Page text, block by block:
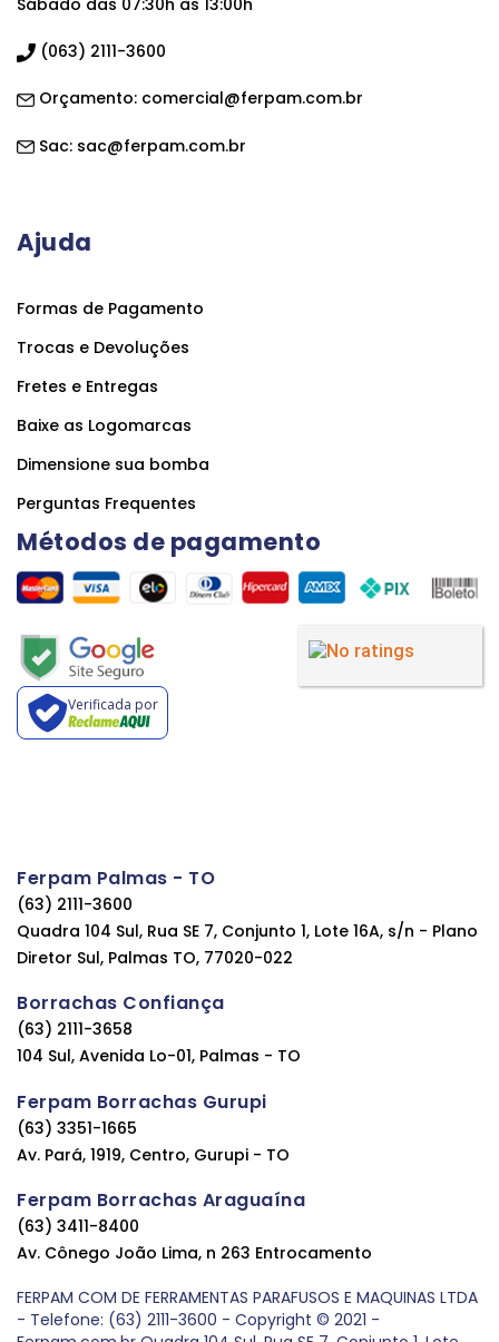
Sábado das 07:30h às 13:00h
(063) 2111-3600
Orçamento: comercial@ferpam.com.br
Sac: sac@ferpam.com.br
Ajuda
Formas de Pagamento
Trocas e Devoluções
Fretes e Entregas
Baixe as Logomarcas
Dimensione sua bomba
Perguntas Frequentes
Métodos de pagamento
Verificada por
Ferpam Palmas - TO
(63) 2111-3600
Quadra 104 Sul, Rua SE 7, Conjunto 1, Lote 16A, s/n - Plano
Diretor Sul, Palmas TO, 77020-022
Borrachas Confiança
(63) 2111-3658
104 Sul, Avenida Lo-01, Palmas - TO
Ferpam Borrachas Gurupi
(63) 3351-1665
Av. Pará, 1919, Centro, Gurupi - TO
Ferpam Borrachas Araguaína
(63) 3411-8400
Av. Cônego João Lima, n 263 Entrocamento
FERPAM COM DE FERRAMENTAS PARAFUSOS E MAQUINAS LTDA
- Telefone: (63) 2111-3600 - Copyright © 2021 -